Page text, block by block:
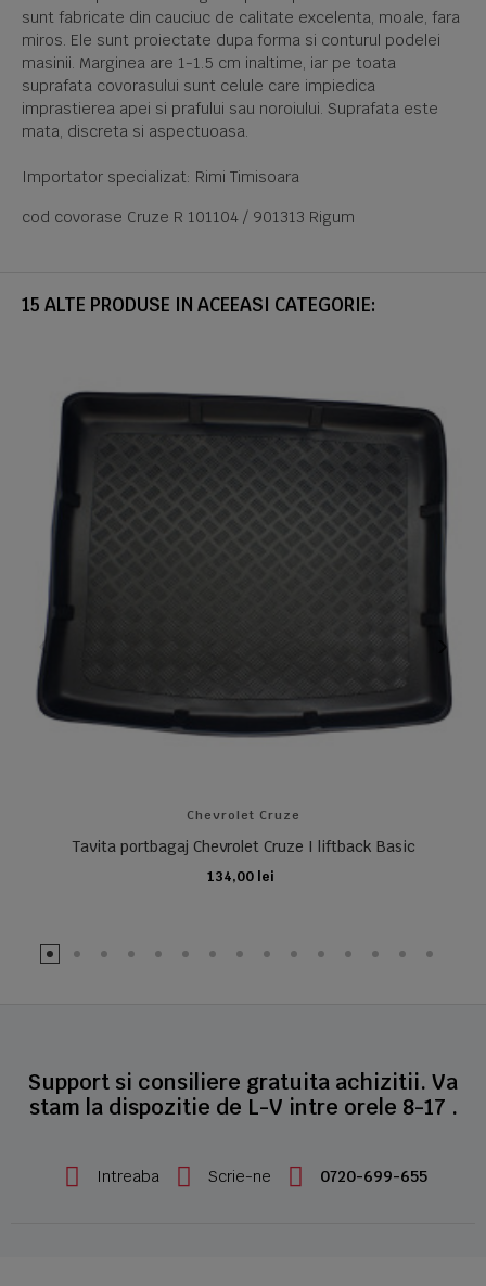
sunt fabricate din cauciuc de calitate excelenta, moale, fara
miros. Ele sunt proiectate dupa forma si conturul podelei
masinii. Marginea are 1-1.5 cm inaltime, iar pe toata
suprafata covorasului sunt celule care impiedica
imprastierea apei si prafului sau noroiului. Suprafata este
mata, discreta si aspectuoasa.
Importator specializat: Rimi Timisoara
cod covorase Cruze R 101104 / 901313 Rigum
15 ALTE PRODUSE IN ACEEASI CATEGORIE:
Chevrolet Cruze
Tavita portbagaj Chevrolet Cruze I liftback Basic
134,00 lei
ADAUGA IN COS
Support si consiliere gratuita achizitii. Va
stam la dispozitie de L-V intre orele 8-17 .
Intreaba Scrie-ne 0720-699-655